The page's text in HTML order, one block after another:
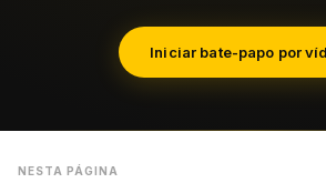
Iniciar bate-papo por
NESTA PÁGINA